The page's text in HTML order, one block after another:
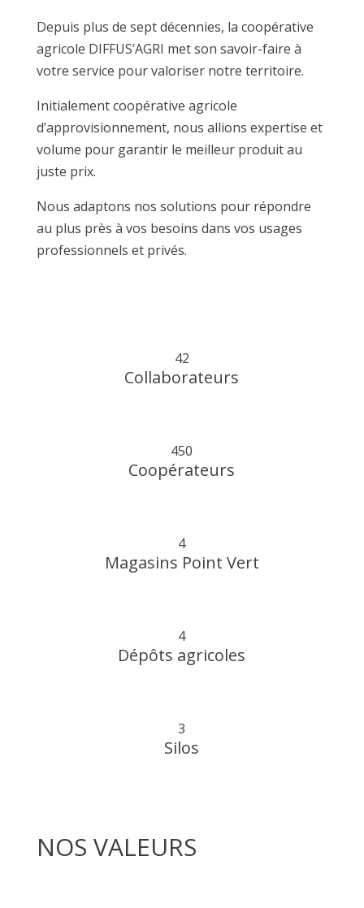
Depuis plus de sept décennies, la coopérative
agricole DIFFUS’AGRI met son savoir-faire à
votre service pour valoriser notre territoire.
Initialement coopérative agricole
d’approvisionnement, nous allions expertise et
volume pour garantir le meilleur produit au
juste prix.
Nous adaptons nos solutions pour répondre
au plus près à vos besoins dans vos usages
professionnels et privés.
42
Collaborateurs
450
Coopérateurs
4
Magasins Point Vert
4
Dépôts agricoles
3
Silos
NOS VALEURS